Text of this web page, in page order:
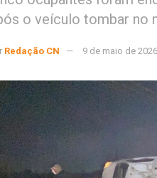
o veículo tombar no
Redação CN 9 de maio de 2026